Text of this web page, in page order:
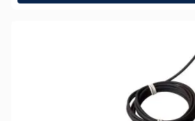
Metrix HX0072